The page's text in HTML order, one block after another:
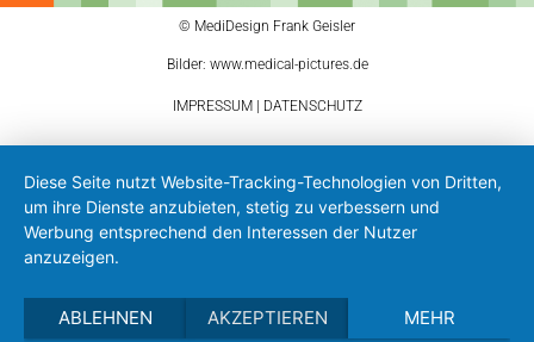
© MediDesign Frank Geisler
Bilder: www.medical-pictures.de
IMPRESSUM DATENSCHUTZ
Diese Seite nutzt Website-Tracking-Technologien von Dritten,
um ihre Dienste anzubieten, stetig zu verbessern und
Werbung entsprechend den Interessen der Nutzer
anzuzeigen.
ABLEHNEN AKZEPTIEREN MEHR